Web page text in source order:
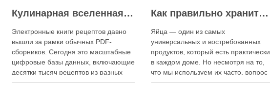
Кулинарная вселенная в цифре: топ-3 самых больших электронных книг рецептов
Электронные книги рецептов давно
вышли за рамки обычных PDF-
сборников. Сегодня это масштабные
цифровые базы данных, включающие
десятки тысяч рецептов из разных
стран мира, с подробными
Как правильно хранить яйца: в холодильнике или на полке?
Яйца — один из самых
универсальных и востребованных
продуктов, который есть практически
в каждом доме. Но несмотря на то,
что мы используем их часто, вопрос
хранения остаётся актуальным: где